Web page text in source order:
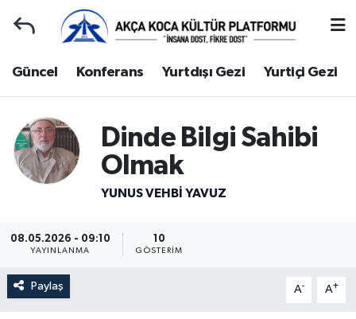
Güncel Konferans Yurtdışı Gezi Yurtiçi Gezi
Dinde Bilgi Sahibi
Olmak
YUNUS VEHBI YAVUZ
08.05.2026 - 09:10
YAYINLANMA
10
GÖSTERIM
Paylaş A- A+
Gençlerle Başbaşa
Güncel
Konferans
Kocaeli Hava Durumu
Kocaeli Namaz Vakitleri
Kocaeli Trafik Yoğunluk Haritası